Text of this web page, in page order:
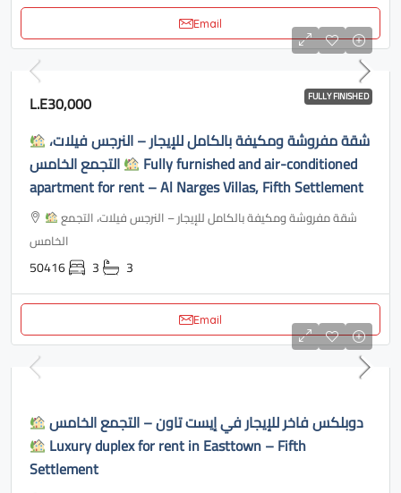
Email
FULLY FINISHED
L.E30,000
شقة مفروشة ومكيفة بالكامل للإيجار – النرجس فيلات،
Fully furnished and air-conditioned
apartment for rent – ​​Al Narges Villas, Fifth Settlement
الخامس
50416 3 3
Email
دوبلكس فاخر للإيجار في إيست تاون – التجمع الخامس
Luxury duplex for rent in Easttown – Fifth
Settlement